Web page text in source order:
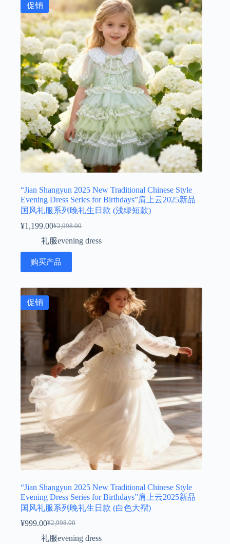
促销
“Jian Shangyun 2025 New Traditional Chinese Style
Evening Dress Series for Birthdays”肩上云2025新品
国风礼服系列晚礼生日款 (浅绿短款)
¥2,998.00
原
价
为：
¥2,998.00。
¥1,199.00当
前
价
格
为：
礼服evening dress
购买产品
促销
“Jian Shangyun 2025 New Traditional Chinese Style
Evening Dress Series for Birthdays”肩上云2025新品
国风礼服系列晚礼生日款 (白色大褶)
¥2,998.00
原
价
¥999.00当
前
礼服evening dress